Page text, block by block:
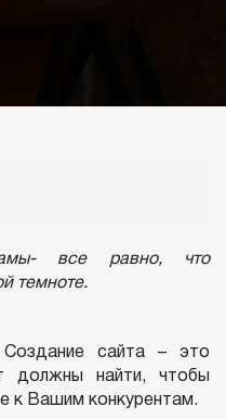
все равно, что
темноте.
Создание сайта – это
найти, чтобы
к Вашим конкурентам.